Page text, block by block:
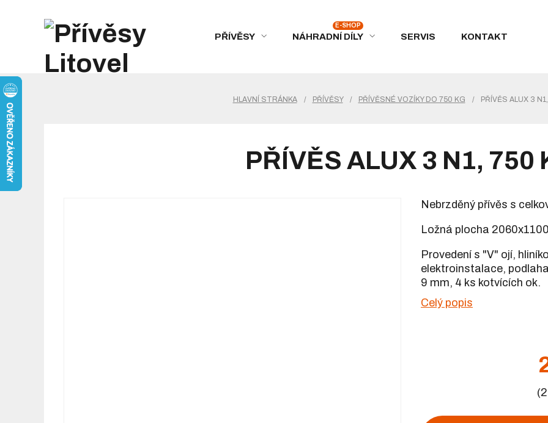
PŘÍVĚSY NÁHRADNÍ DÍLY SERVIS KONTAKT
HLAVNÍ STRÁNKA / PŘÍVĚSY / PŘÍVĚSNÉ VOZÍKY DO 750 KG / PŘÍVĚS ALUX 3
PŘÍVĚS ALUX 3 N1, 750
Nebrzděný přívěs s
Ložná plocha
Provedení s "V" ojí,
elektroinstalace,
9 mm, 4 ks kotvících ok.
Celý popis